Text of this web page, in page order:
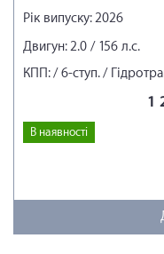
Рік випуску: 2026
Двигун: 2.0 / 156 л.с.
КПП: / 6-ступ. /
1
В наявності